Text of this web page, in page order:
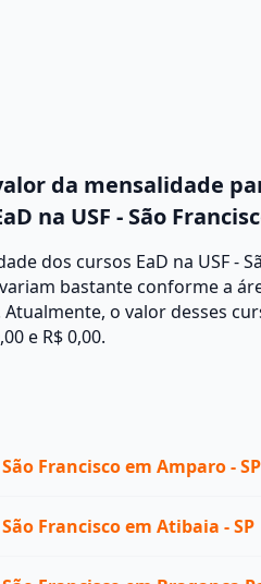
da mensalidade
na USF - São
dos cursos EaD na USF -
bastante conforme a
o valor desses
e R$ 0,00.
São Francisco em Amparo - SP
São Francisco em Atibaia - SP